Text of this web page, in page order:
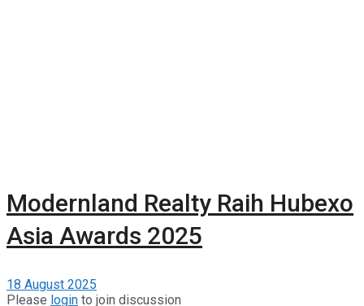
Modernland Realty Raih Hubexo
Asia Awards 2025
18 August 2025
Please login to join discussion